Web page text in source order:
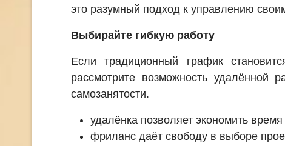
это разумный подход к управлению
Выбирайте гибкую работу
Если традиционный график
рассмотрите возможность удалённой
самозанятости.
удалёнка позволяет экономить
фриланс даёт свободу в выборе